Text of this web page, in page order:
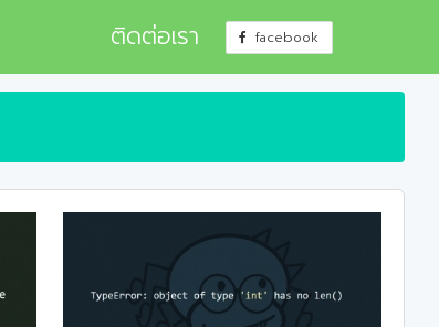
ติดต่อเรา facebook